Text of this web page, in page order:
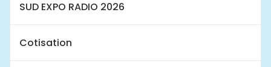
SUD EXPO RADIO 2026
Cotisation